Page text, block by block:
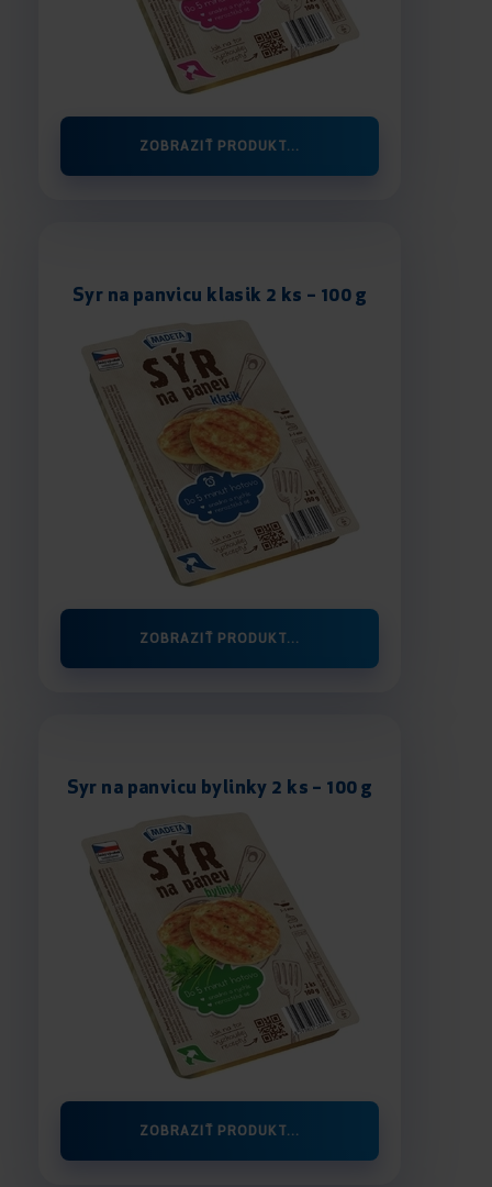
ZOBRAZIŤ PRODUKT...
Syr na panvicu klasik 2 ks – 100 g
ZOBRAZIŤ PRODUKT...
Syr na panvicu bylinky 2 ks – 100 g
ZOBRAZIŤ PRODUKT...